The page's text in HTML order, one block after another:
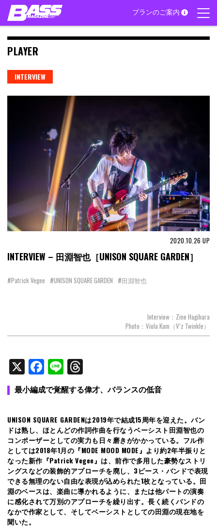
Skip
content
プランのご案内
PLAYER
INTERVIEW
2020.10.26 UP
INTERVIEW – 田淵智也［UNISON SQUARE GARDEN］
#Patrick Vegee #UNISON SQUARE GARDEN #田淵智也
Interview：Zine Hagihara
Photo：Viola Kam（V’z Twinkle）
X Facebook
Line
最小編成で覚醒する偉才、バランスの低音
UNISON SQUARE GARDENは2019年で結成15周年を迎えた。バン
ドは熟し、ほとんどの作詞作曲を行なうベーシスト田淵智也の
コンポーザーとしての実力も日々磨きがかかっている。フル作
としては2018年1月の『MODE MOOD MODE』より約2年半振りと
なった新作『Patrick Vegee』は、前作で多用した豪勢なストリ
ングスなどの装飾的アプローチを廃し、3ピース・バンドで表現
できる無理のない自由な表現が込められた1枚となっている。田
淵のベースは、楽曲に導かれるように、または他パートの演奏
に感化されて万別のアプローチを繰り出す。長く続くバンドの
なかで作家として、そしてベーシストとしての田淵の現在地を
聞いた。